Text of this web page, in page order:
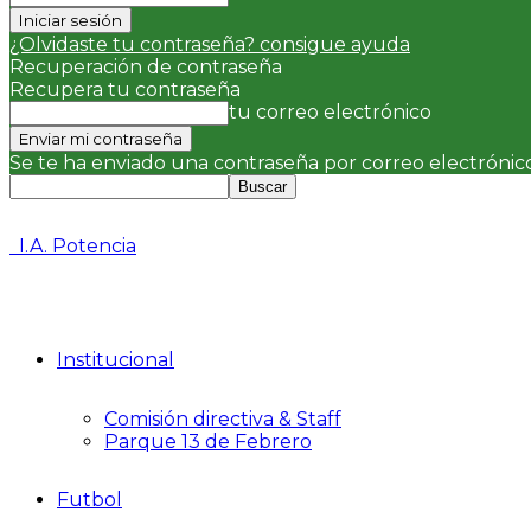
¿Olvidaste tu contraseña? consigue ayuda
Recuperación de contraseña
Recupera tu contraseña
tu correo electrónico
Se te ha enviado una contraseña por correo
I.A. Potencia
Institucional
Comisión directiva & Staff
Parque 13 de Febrero
Futbol